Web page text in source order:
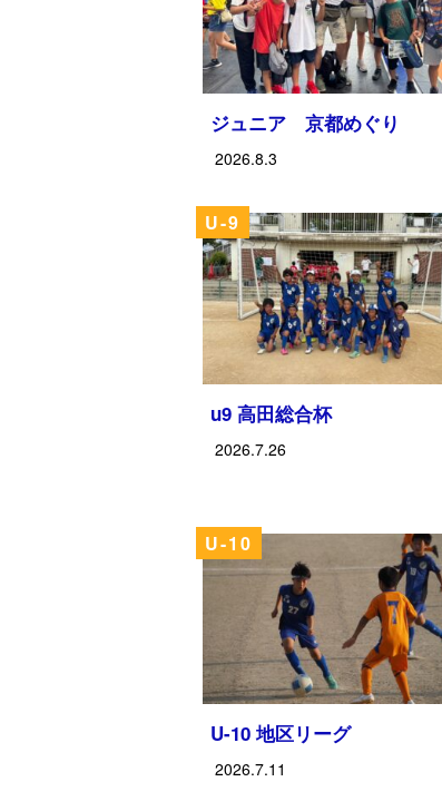
ジュニア 京都めぐり
2026.8.3
U-9
u9 高田総合杯
2026.7.26
U-10
U-10 地区リーグ
2026.7.11